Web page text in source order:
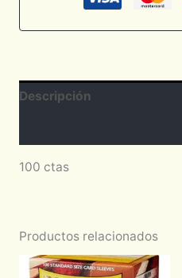
Descripción
100 ctas
Productos relacionados